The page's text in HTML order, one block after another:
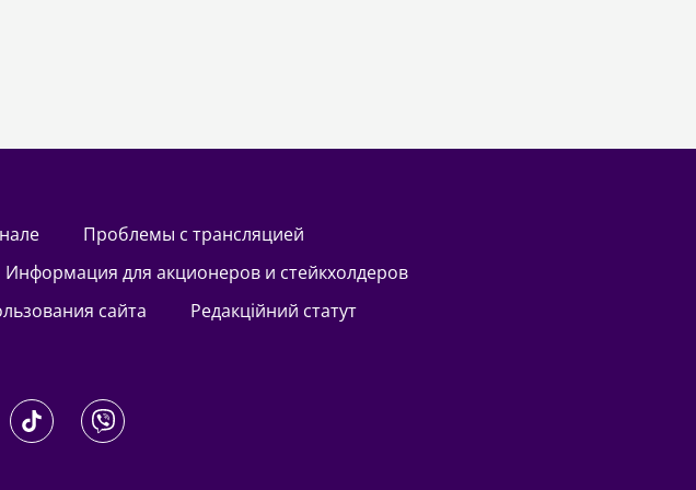
Проблемы с трансляцией
Информация для акционеров и стейкхолдеров
сайта Редакційний статут